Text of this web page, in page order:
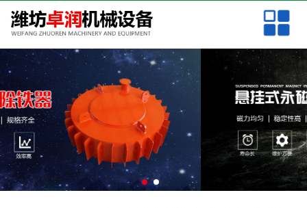
电磁除铁器
永磁除铁器
产品中心
新闻中心
关于我们